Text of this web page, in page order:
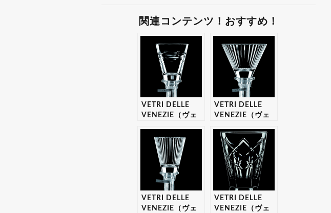
関連コンテンツ！おすすめ！
VETRI DELLE
VENEZIE（ヴェ
ネツィエ） オア
シ オールド250
(旧260) 6個入り
セット 【ギフ
ト・プレゼント対
応可】
VETRI DELLE
VENEZIE（ヴェ
ネツィエ） ディ
ーヴァ カクテル
6個入りセット
【ギフト・プレゼ
ント対応可】
VETRI DELLE
VENEZIE（ヴェ
VETRI DELLE
VENEZIE（ヴェ